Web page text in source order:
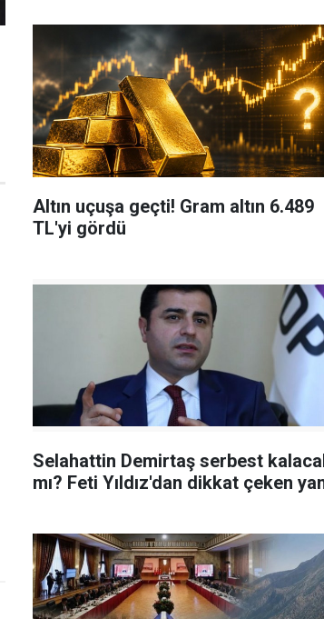
Altın uçuşa geçti! Gram altın 6.489
TL'yi gördü
Selahattin Demirtaş serbest
mı? Feti Yıldız'dan dikkat çeken